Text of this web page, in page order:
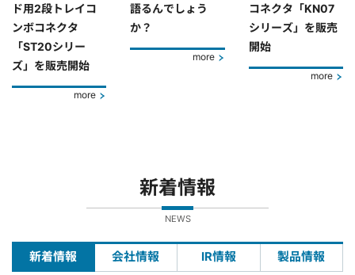
ド用2段トレイコ
ンボコネクタ
「ST20シリー
ズ」を販売開始
more
語るんでしょう
か？
more
コネクタ「KN07
シリーズ」を販売
開始
more
新着情報
NEWS
新着情報 会社情報 IR情報 製品情報